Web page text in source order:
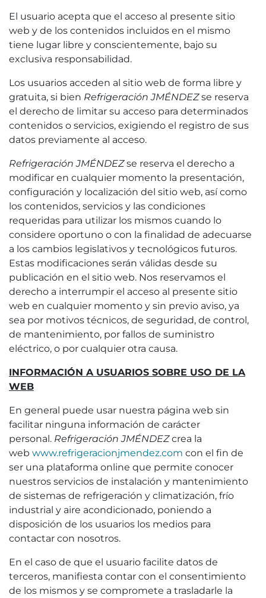
El usuario acepta que el acceso al presente sitio
web y de los contenidos incluidos en el mismo
tiene lugar libre y conscientemente, bajo su
exclusiva responsabilidad.
Los usuarios acceden al sitio web de forma libre y
gratuita, si bien Refrigeración JMÉNDEZse reserva
el derecho de limitar su acceso para determinados
contenidos o servicios, exigiendo el registro de sus
datos previamente al acceso.
Refrigeración JMÉNDEZse reserva el derecho a
modificar en cualquier momento la presentación,
configuración y localización del sitio web, así como
los contenidos, servicios y las condiciones
requeridas para utilizar los mismos cuando lo
considere oportuno o con la finalidad de adecuarse
a los cambios legislativos y tecnológicos futuros.
Estas modificaciones serán válidas desde su
publicación en el sitio web. Nos reservamos el
derecho a interrumpir el acceso al presente sitio
web en cualquier momento y sin previo aviso, ya
sea por motivos técnicos, de seguridad, de control,
de mantenimiento, por fallos de suministro
eléctrico, o por cualquier otra causa.
INFORMACIÓN A USUARIOS SOBRE USO DE LA
WEB
En general puede usar nuestra página web sin
facilitar ninguna información de carácter
personal. Refrigeración JMÉNDEZcrea la
web www.refrigeracionjmendez.com con el fin de
ser una plataforma online que permite conocer
nuestros servicios de instalación y mantenimiento
de sistemas de refrigeración y climatización, frío
industrial y aire acondicionado, poniendo a
disposición de los usuarios los medios para
contactar con nosotros.
En el caso de que el usuario facilite datos de
terceros, manifiesta contar con el consentimiento
de los mismos y se compromete a trasladarle la